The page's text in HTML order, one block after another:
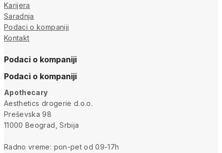
Karijera
Saradnja
Podaci o kompaniji
Kontakt
Podaci o kompaniji
Podaci o kompaniji
Apothecary
Aesthetics drogerie d.o.o.
Preševska 98
11000 Beograd, Srbija
Radno vreme: pon-pet od 09-17h